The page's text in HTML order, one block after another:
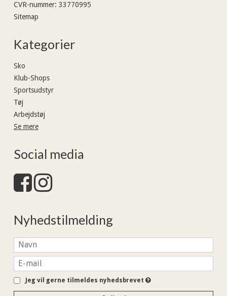
CVR-nummer: 33770995
Sitemap
Kategorier
Sko
Klub-Shops
Sportsudstyr
Tøj
Arbejdstøj
Se mere
Social media
Nyhedstilmelding
Jeg vil gerne tilmeldes nyhedsbrevet